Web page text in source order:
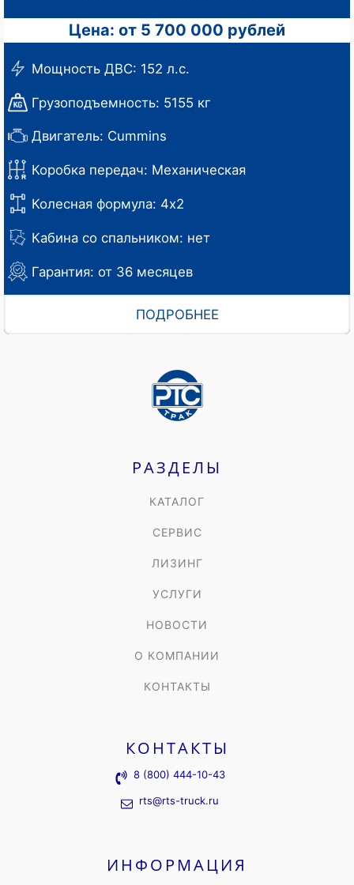
Цена: от 5 700 000 рублей
Мощность ДВС: 152 л.с.
Грузоподъемность: 5155 кг
Двигатель: Cummins
Коробка передач: Механическая
Колесная формула: 4х2
Кабина со спальником: нет
Гарантия: от 36 месяцев
ПОДРОБНЕЕ
РАЗДЕЛЫ
КАТАЛОГ
СЕРВИС
ЛИЗИНГ
УСЛУГИ
НОВОСТИ
О КОМПАНИИ
КОНТАКТЫ
КОНТАКТЫ
8 (800) 444-10-43
rts@rts-truck.ru
ИНФОРМАЦИЯ